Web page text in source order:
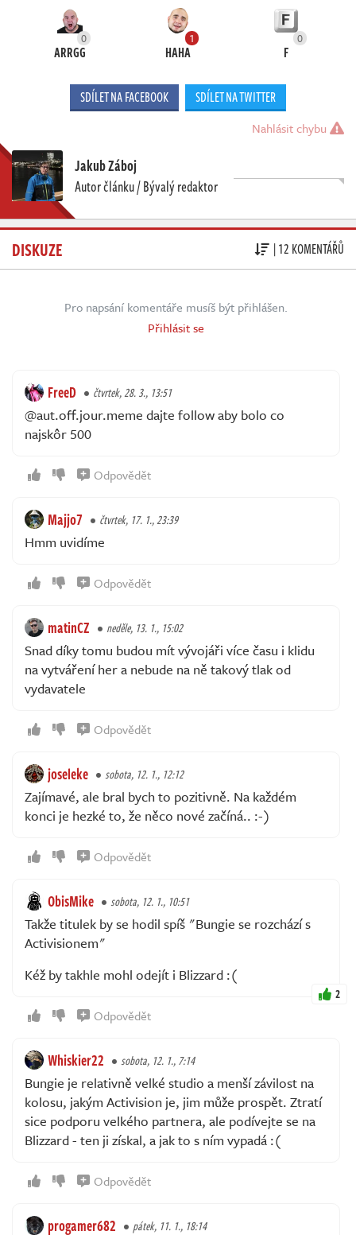
0
ARRGG
1
HAHA
0
F
SDÍLET NA FACEBOOK SDÍLET NA TWITTER
Nahlásit chybu
Jakub Záboj
Autor článku / Bývalý redaktor
DISKUZE | 12 KOMENTÁŘŮ
Pro napsání komentáře musíš být přihlášen.
Přihlásit se
FreeD čtvrtek, 28. 3., 13:51
@aut.off.jour.meme dajte follow aby bolo co
najskôr 500
Odpovědět
Majjo7 čtvrtek, 17. 1., 23:39
Hmm uvidíme
Odpovědět
matinCZ neděle, 13. 1., 15:02
Snad díky tomu budou mít vývojáři více času i klidu
na vytváření her a nebude na ně takový tlak od
vydavatele
Odpovědět
joseleke sobota, 12. 1., 12:12
Zajímavé, ale bral bych to pozitivně. Na každém
konci je hezké to, že něco nové začíná.. :-)
Odpovědět
ObisMike sobota, 12. 1., 10:51
Takže titulek by se hodil spíš "Bungie se rozchází s
Activisionem"
Kéž by takhle mohl odejít i Blizzard :(
2
Odpovědět
Whiskier22 sobota, 12. 1., 7:14
Bungie je relativně velké studio a menší závilost na
kolosu, jakým Activision je, jim může prospět. Ztratí
sice podporu velkého partnera, ale podívejte se na
Blizzard - ten ji získal, a jak to s ním vypadá :(
Odpovědět
progamer682 pátek, 11. 1., 18:14